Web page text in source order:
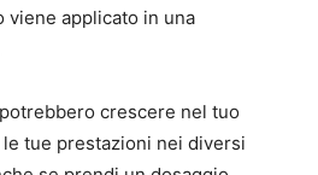
viene applicato in una
crescere nel tuo
tue prestazioni nei diversi